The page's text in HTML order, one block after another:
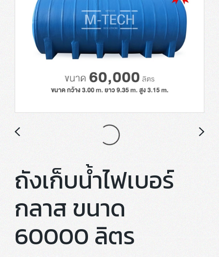
ถังเก็บน้ำไฟเบอร์
กลาส ขนาด
60000 ลิตร